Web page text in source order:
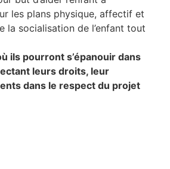
les plans physique, affectif et
la socialisation de l’enfant tout
ils pourront s’épanouir dans
leurs droits, leur
dans le respect du projet